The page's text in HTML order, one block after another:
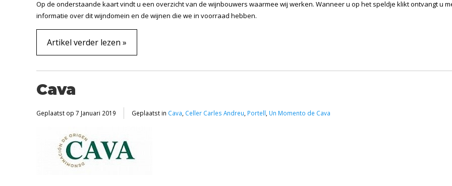
Op de onderstaande kaart vindt u een overzicht van de wijnbouwers waarmee wij werken. Wanneer u op het speldje klikt ontvangt u
informatie over dit wijndomein en de wijnen die we in voorraad hebben.
Artikel verder lezen »
Cava
Geplaatst op 7 Januari 2019 Geplaatst in Cava Celler Carles Andreu Portell Un Momento de Cava